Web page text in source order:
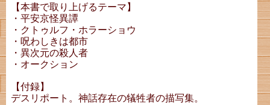
【本書で取り上げるテーマ】
・平安京怪異譚
・クトゥルフ・ホラーショウ
・呪わしきは都市
・異次元の殺人者
・オークション
【付録】
デスリポート。神話存在の犠牲者の描写集。